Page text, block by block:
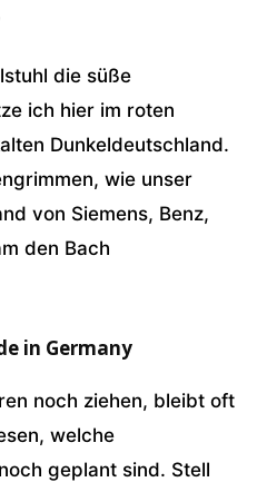
die süße
ich hier im roten
Dunkeldeutschland.
wie unser
von Siemens, Benz,
den Bach
in Germany
noch ziehen, bleibt oft
welche
geplant sind. Stell